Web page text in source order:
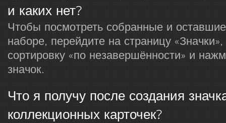
и каких нет?
Чтобы посмотреть собранные и
наборе, перейдите на страницу
сортировку «по незавершённости» и
значок.
Что я получу после создания
коллекционных карточек?